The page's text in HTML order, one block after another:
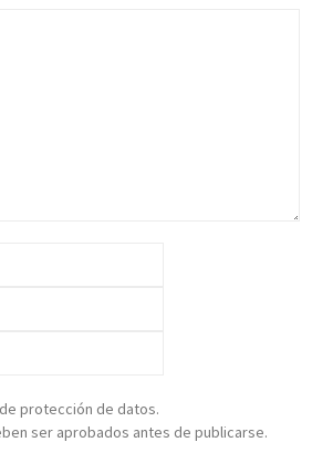
protección de datos.
ser aprobados antes de publicarse.